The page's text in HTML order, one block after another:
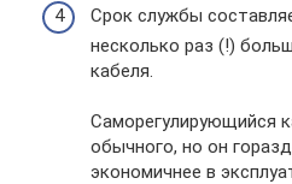
Срок службы
несколько раз (!)
кабеля.
Саморегулирующийся
обычного, но он
экономичнее в